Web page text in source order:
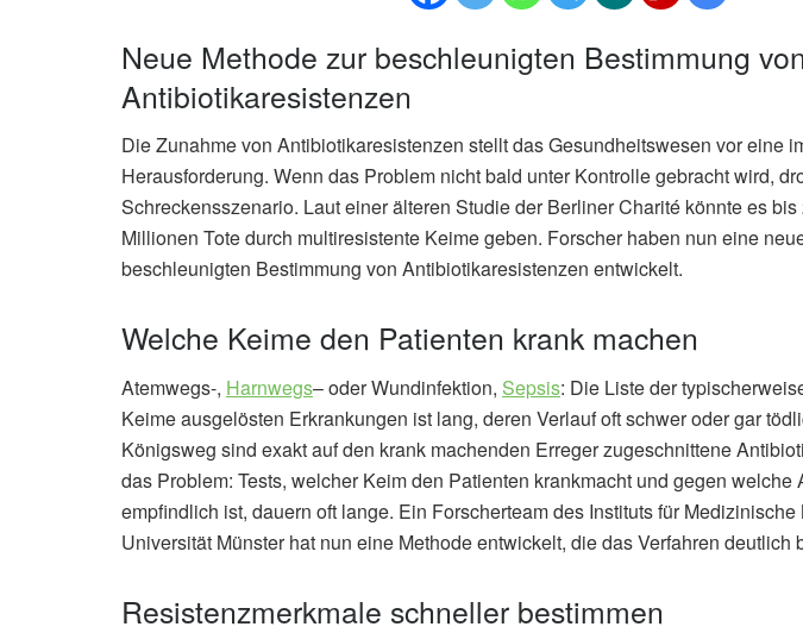
Neue Methode zur beschleunigten Bestimmung von
Antibiotikaresistenzen
Die Zunahme von Antibiotikaresistenzen stellt das Gesundheitswesen vor eine
Herausforderung. Wenn das Problem nicht bald unter Kontrolle gebracht wird,
Schreckensszenario. Laut einer älteren Studie der Berliner Charité könnte es
Millionen Tote durch multiresistente Keime geben. Forscher haben nun eine
beschleunigten Bestimmung von Antibiotikaresistenzen entwickelt.
Welche Keime den Patienten krank machen
Atemwegs-, Harnwegs– oder Wundinfektion, Sepsis: Die Liste der
Keime ausgelösten Erkrankungen ist lang, deren Verlauf oft schwer oder gar
Königsweg sind exakt auf den krank machenden Erreger zugeschnittene
das Problem: Tests, welcher Keim den Patienten krankmacht und gegen welche
empfindlich ist, dauern oft lange. Ein Forscherteam des Instituts für
Universität Münster hat nun eine Methode entwickelt, die das Verfahren deutlich
Resistenzmerkmale schneller bestimmen